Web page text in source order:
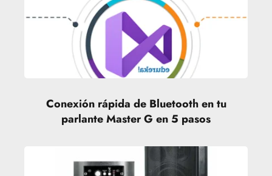
Conexión rápida de Bluetooth en tu
parlante Master G en 5 pasos